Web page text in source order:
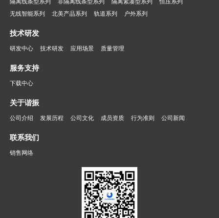
无线智能系列
北美产品系列 轨道系列 户外系列
技术研发
研发中心 技术研发 应用场景 质量管理
服务支持
下载中心
关于谐振
公司介绍 发展历程 公司文化 成员资质 行为准则 公司新闻
联系我们
销售网络